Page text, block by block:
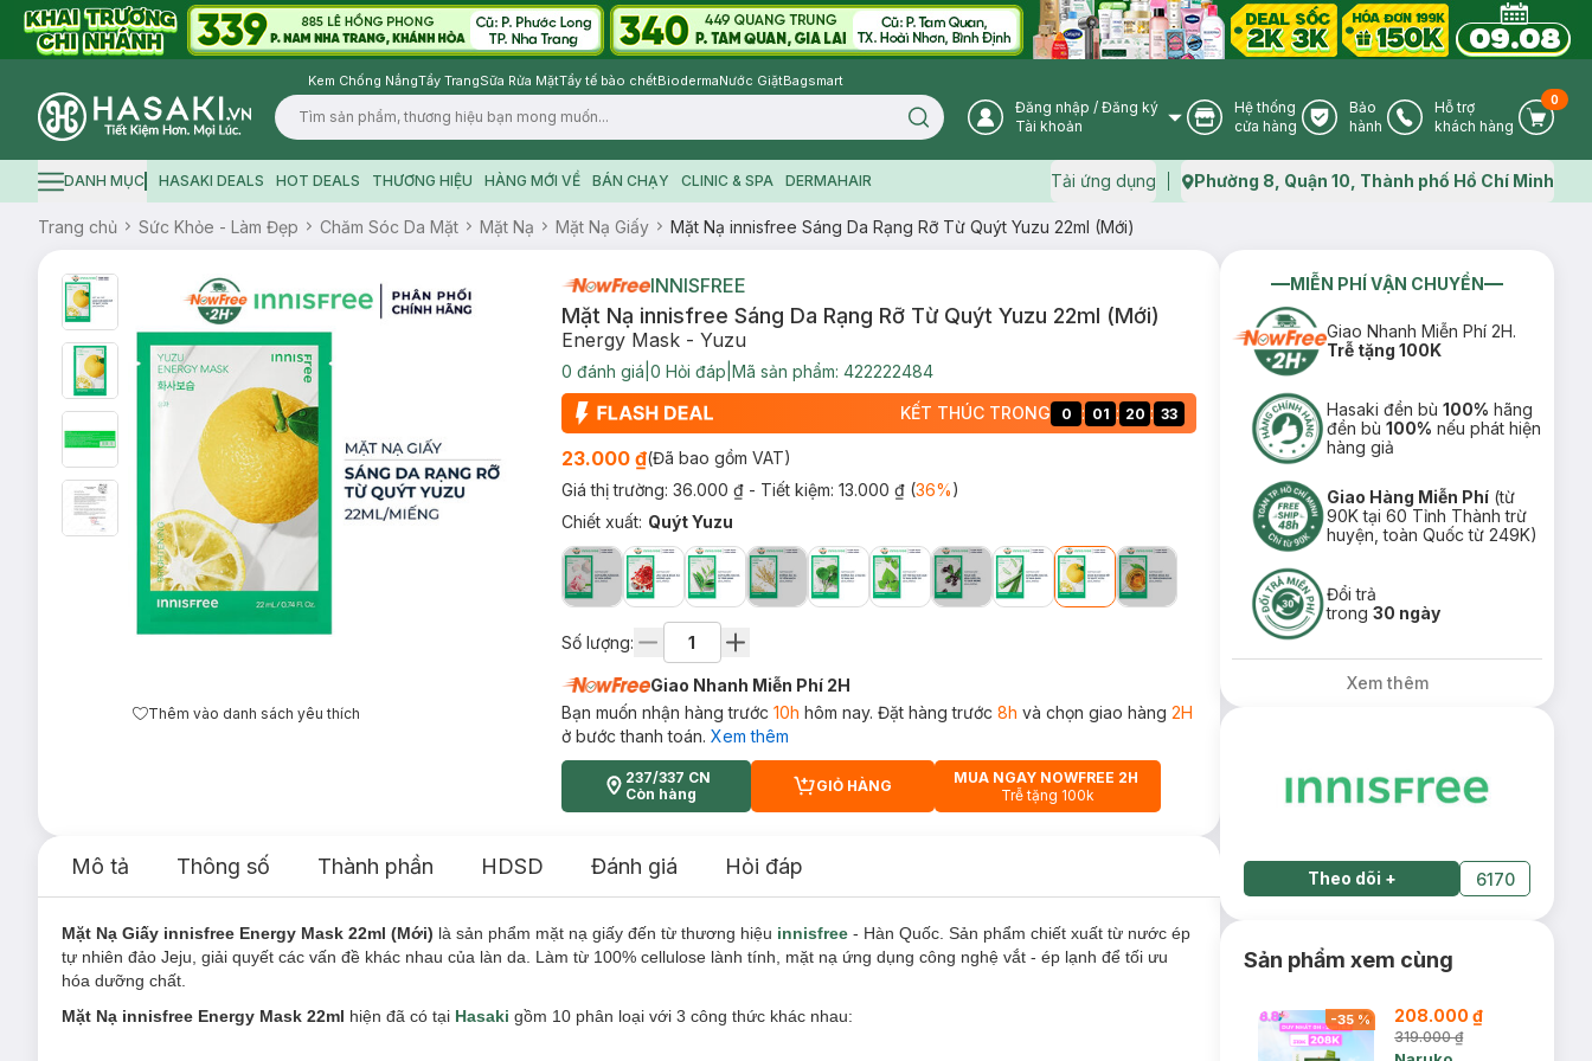
Kem Chống NắngTẩy TrangSữa Rửa MặtTẩy tế bào chếtBiodermaNước GiặtBagsmart
Logo
Search icon User Icon
Đăng nhập / Đăng ký
Tài khoản
Store Icon
Hệ thống
cửa hàng
Warranty Icon
Bảo
hành
Phone Icon
Hỗ trợ
khách hàng
Cart
0
Hamburger icon
DANH MỤC HASAKI DEALS HOT DEALS THƯƠNG HIỆU HÀNG MỚI VỀ BÁN CHẠY CLINIC & SPA DERMAHAIR Tải ứng dụng Map icon
Phường 8, Quận 10, Thành phố Hồ Chí Minh
Trang chủ Sức Khỏe - Làm Đẹp Chăm Sóc Da Mặt Mặt Nạ Mặt Nạ Giấy Mặt Nạ innisfree Sáng Da Rạng Rỡ Từ Quýt Yuzu 22ml (Mới)
Thêm vào danh sách yêu thích
INNISFREE
Mặt Nạ innisfree Sáng Da Rạng Rỡ Từ Quýt Yuzu 22ml (Mới)
Energy Mask - Yuzu
0 đánh giá 0 Hỏi đáp Mã sản phẩm: 422222484
KẾT THÚC TRONG 0 : 01 : 20 : 32
23.000 ₫(Đã bao gồm VAT)
Giá thị trường: 36.000 ₫ - Tiết kiệm: 13.000 ₫(36%)
Chiết xuất: Quýt Yuzu
Số lượng:
Giao Nhanh Miễn Phí 2H
Bạn muốn nhận hàng trước 10h hôm nay. Đặt hàng trước 8h và chọn giao hàng 2H
ở bước thanh toán. Xem thêm
237/337 CN
Còn hàng
CART PLUS ICON
GIỎ HÀNG
MUA NGAY NOWFREE 2H
Trễ tặng 100k
Mô tả Thông số Thành phần HDSD Đánh giá Hỏi đáp
Mặt Nạ Giấy innisfree Energy Mask 22ml (Mới) là sản phẩm mặt nạ giấy đến từ thương hiệu innisfree - Hàn Quốc. Sản phẩm chiết xuất từ nước ép
tự nhiên đảo Jeju, giải quyết các vấn đề khác nhau của làn da. Làm từ 100% cellulose lành tính, mặt nạ ứng dụng công nghệ vắt - ép lạnh để tối ưu
hóa dưỡng chất.
Mặt Nạ innisfree Energy Mask 22ml hiện đã có tại Hasaki gồm 10 phân loại với 3 công thức khác nhau:
MIỄN PHÍ VẬN CHUYỂN
Giao Nhanh Miễn Phí 2H.
Trễ tặng 100K
Hasaki đền bù100% hãng
đền bù100% nếu phát hiện
hàng giả
Giao Hàng Miễn Phí (từ
90K tại 60 Tỉnh Thành trừ
huyện, toàn Quốc từ 249K)
Đổi trả
trong30 ngày
Xem thêm
Theo dõi + 6170
Sản phẩm xem cùng
-35% 208.000 ₫
319.000 ₫